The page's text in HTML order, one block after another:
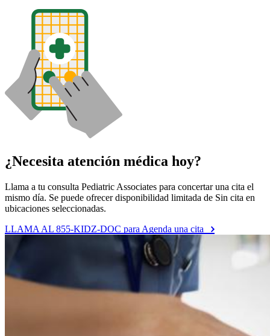
¿Necesita atención médica hoy?
Llama a tu consulta Pediatric Associates para concertar una cita el
mismo día. Se puede ofrecer disponibilidad limitada de Sin cita en
ubicaciones seleccionadas.
LLAMA AL 855-KIDZ-DOC para Agenda una cita